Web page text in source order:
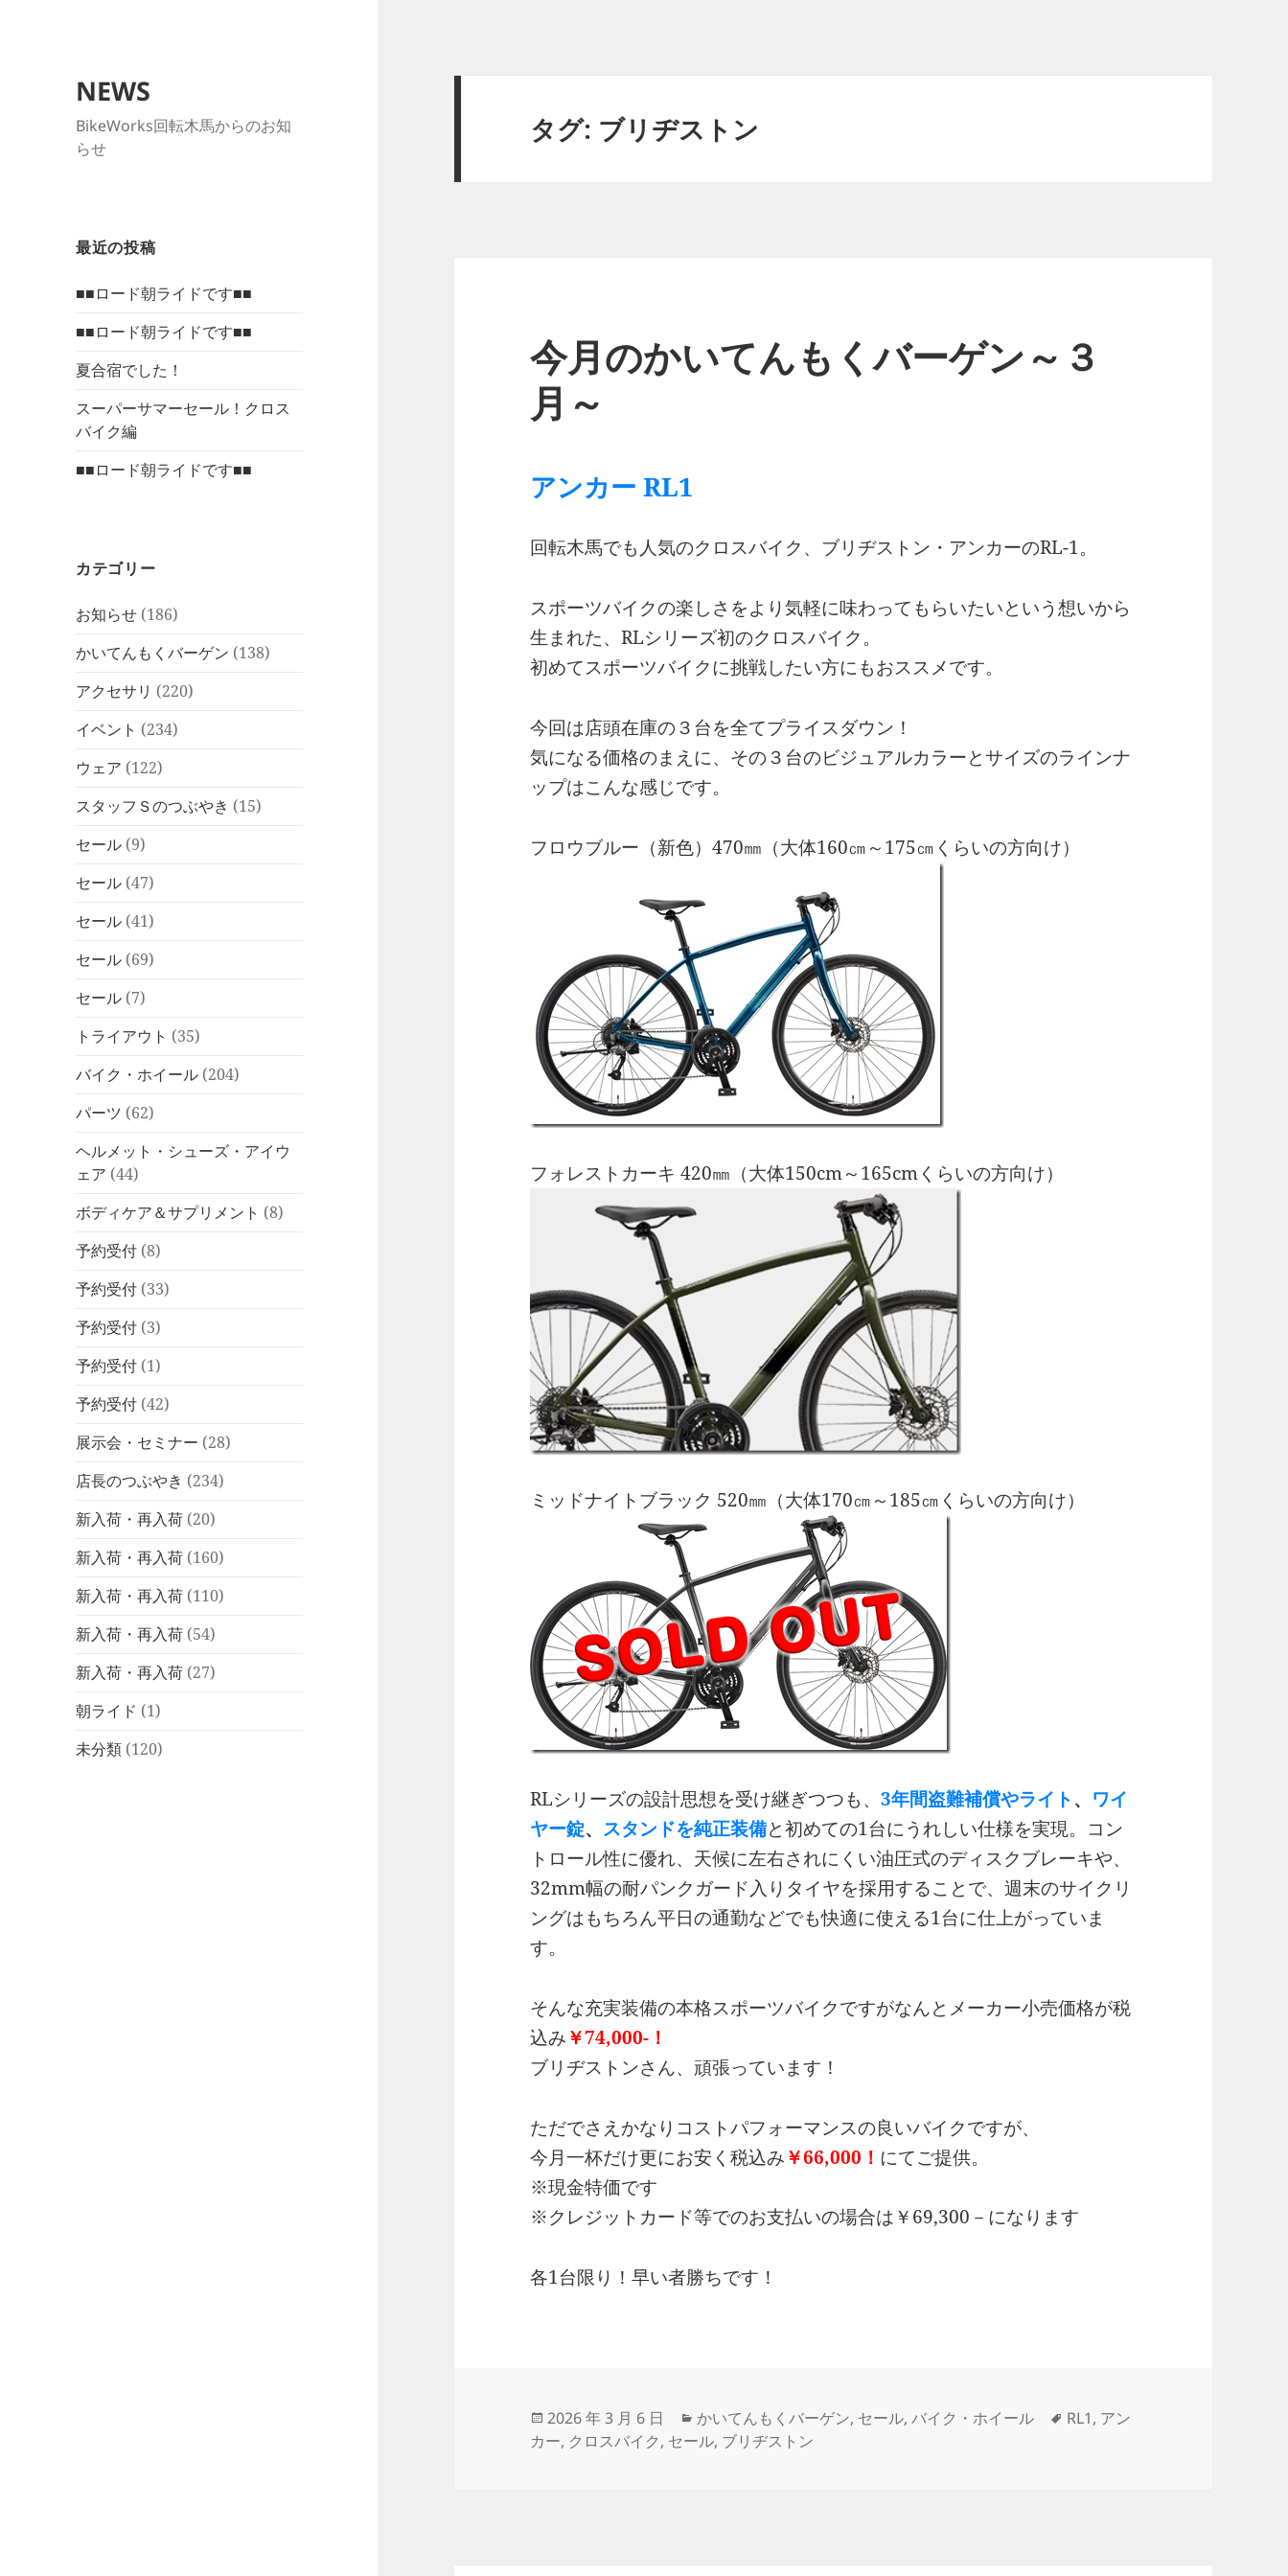
NEWS
BikeWorks回転木馬からのお知
らせ
最近の投稿
■■ロード朝ライドです■■
■■ロード朝ライドです■■
夏合宿でした！
スーパーサマーセール！クロス
バイク編
■■ロード朝ライドです■■
カテゴリー
お知らせ (186)
かいてんもくバーゲン (138)
アクセサリ (220)
イベント (234)
ウェア (122)
スタッフＳのつぶやき (15)
セール (9)
セール (47)
セール (41)
セール (69)
セール (7)
トライアウト (35)
バイク・ホイール (204)
パーツ (62)
ヘルメット・シューズ・アイウ
ェア (44)
ボディケア＆サプリメント (8)
予約受付 (8)
予約受付 (33)
予約受付 (3)
予約受付 (1)
予約受付 (42)
展示会・セミナー (28)
店長のつぶやき (234)
新入荷・再入荷 (20)
新入荷・再入荷 (160)
新入荷・再入荷 (110)
新入荷・再入荷 (54)
新入荷・再入荷 (27)
朝ライド (1)
未分類 (120)
タグ: ブリヂストン
今月のかいてんもくバーゲン～３
月～
アンカー RL1
回転木馬でも人気のクロスバイク、ブリヂストン・アンカーのRL-1。
スポーツバイクの楽しさをより気軽に味わってもらいたいという想いから
生まれた、RLシリーズ初のクロスバイク。
初めてスポーツバイクに挑戦したい方にもおススメです。
今回は店頭在庫の３台を全てプライスダウン！
気になる価格のまえに、その３台のビジュアルカラーとサイズのラインナ
ップはこんな感じです。
フロウブルー（新色）470㎜（大体160㎝～175㎝くらいの方向け）
フォレストカーキ 420㎜（大体150cm～165cmくらいの方向け）
ミッドナイトブラック 520㎜（大体170㎝～185㎝くらいの方向け）
RLシリーズの設計思想を受け継ぎつつも、3年間盗難補償やライト、 ワイ
ヤー錠、 スタンドを純正装備と初めての1台にうれしい仕様を実現。コン
トロール性に優れ、天候に左右されにくい油圧式のディスクブレーキや、
32mm幅の耐パンクガード入りタイヤを採用することで、週末のサイクリ
ングはもちろん平日の通勤などでも快適に使える1台に仕上がっていま
す。
そんな充実装備の本格スポーツバイクですがなんとメーカー小売価格が税
込み￥74,000-！
ブリヂストンさん、頑張っています！
ただでさえかなりコストパフォーマンスの良いバイクですが、
今月一杯だけ更にお安く税込み￥66,000！ にてご提供。
※現金特価です
※クレジットカード等でのお支払いの場合は￥69,300－になります
各1台限り！早い者勝ちです！
投
稿
2026 年 3 月 6 日
カ
テ
かいてんもくバーゲン, セール,バイク・ホイール
タ
RL1, アン
カー, クロスバイク, セール, ブリヂストン